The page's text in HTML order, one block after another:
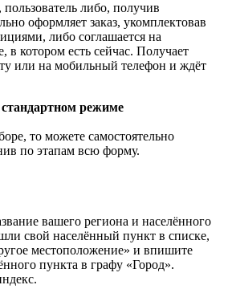
пользователь либо, получив
оформляет заказ, укомплектовав
либо соглашается на
в котором есть сейчас. Получает
или на мобильный телефон и ждёт
режиме
то можете самостоятельно
по этапам всю форму.
вашего региона и населённого
свой населённый пункт в списке,
местоположение» и впишите
пункта в графу «Город».